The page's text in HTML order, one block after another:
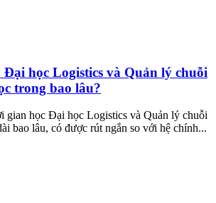
Đại học Logistics và Quản lý chuỗi
trong bao lâu?
gian học Đại học Logistics và Quản lý chuỗi
bao lâu, có được rút ngắn so với hệ chính...